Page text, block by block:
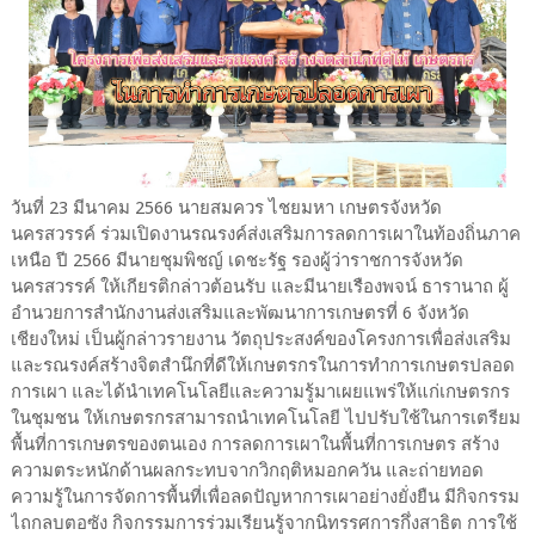
วันที่ 23 มีนาคม 2566 นายสมควร ไชยมหา เกษตรจังหวัด
นครสวรรค์ ร่วมเปิดงานรณรงค์ส่งเสริมการลดการเผาในท้องถิ่นภาค
เหนือ ปี 2566 มีนายชุมพิชญ์ เดชะรัฐ รองผู้ว่าราชการจังหวัด
นครสวรรค์ ให้เกียรติกล่าวต้อนรับ และมีนายเรืองพจน์ ธารานาถ ผู้
อำนวยการสำนักงานส่งเสริมและพัฒนาการเกษตรที่ 6 จังหวัด
เชียงใหม่ เป็นผู้กล่าวรายงาน วัตถุประสงค์ของโครงการเพื่อส่งเสริม
และรณรงค์สร้างจิตสำนึกที่ดีให้เกษตรกรในการทำการเกษตรปลอด
การเผา และได้นำเทคโนโลยีและความรู้มาเผยแพร่ให้แก่เกษตรกร
ในชุมชน ให้เกษตรกรสามารถนำเทคโนโลยี ไปปรับใช้ในการเตรียม
พื้นที่การเกษตรของตนเอง การลดการเผาในพื้นที่การเกษตร สร้าง
ความตระหนักด้านผลกระทบจากวิกฤติหมอกควัน และถ่ายทอด
ความรู้ในการจัดการพื้นที่เพื่อลดปัญหาการเผาอย่างยั่งยืน มีกิจกรรม
ไถกลบตอซัง กิจกรรมการร่วมเรียนรู้จากนิทรรศการกึ่งสาธิต การใช้